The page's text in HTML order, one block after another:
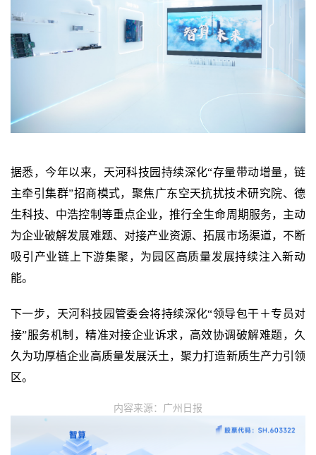
据悉，今年以来，天河科技园持续深化“存量带动增量，链
主牵引集群”招商模式，聚焦广东空天抗扰技术研究院、德
生科技、中浩控制等重点企业，推行全生命周期服务，主动
为企业破解发展难题、对接产业资源、拓展市场渠道，不断
吸引产业链上下游集聚，为园区高质量发展持续注入新动
能。
下一步，天河科技园管委会将持续深化“领导包干＋专员对
接”服务机制，精准对接企业诉求，高效协调破解难题，久
久为功厚植企业高质量发展沃土，聚力打造新质生产力引领
区。
内容来源：广州日报